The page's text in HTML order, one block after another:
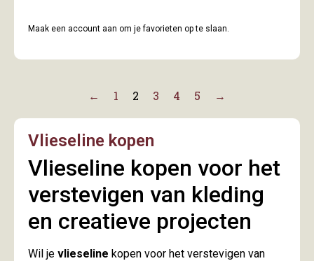
Maak een account aan om je favorieten op te slaan.
← 1 2 3 4 5 →
Vlieseline kopen
Vlieseline kopen voor het
verstevigen van kleding
en creatieve projecten
Wil je vlieseline kopen voor het verstevigen van